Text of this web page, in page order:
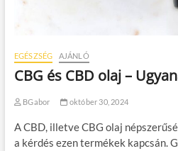
EGÉSZSÉG AJÁNLÓ
CBG és CBD olaj –
BGabor október 30, 2024
A CBD, illetve CBG olaj
a kérdés ezen termékek kapcsán.